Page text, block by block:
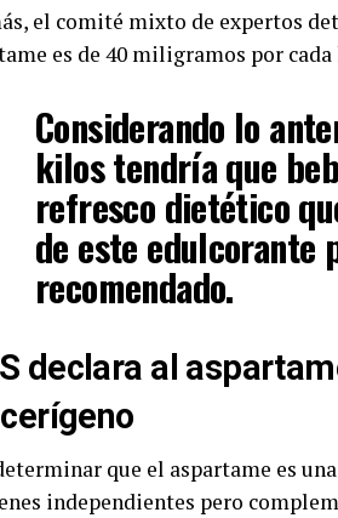
el comité mixto de expertos
es de 40 miligramos por
Considerando lo
kilos tendría que
refresco dietético
de este edulcorante
recomendado.
declara al
que el aspartame es
independientes pero